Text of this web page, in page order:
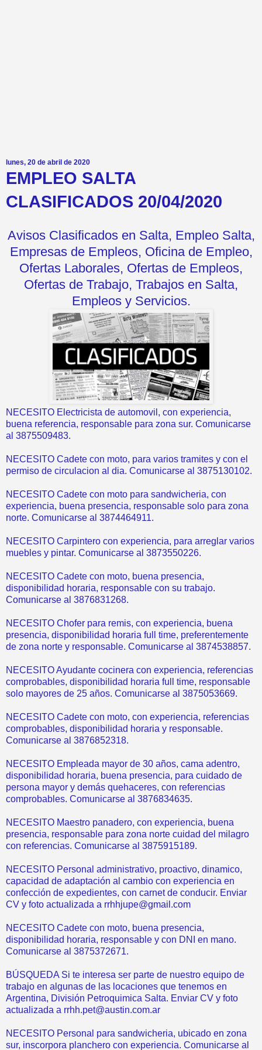
lunes, 20 de abril de 2020
EMPLEO SALTA
CLASIFICADOS 20/04/2020
Avisos Clasificados en Salta, Empleo Salta,
Empresas de Empleos, Oficina de Empleo,
Ofertas Laborales, Ofertas de Empleos,
Ofertas de Trabajo, Trabajos en Salta,
Empleos y Servicios.
NECESITO Electricista de automovil, con experiencia,
buena referencia, responsable para zona sur. Comunicarse
al 3875509483.
NECESITO Cadete con moto, para varios tramites y con el
permiso de circulacion al dia. Comunicarse al 3875130102.
NECESITO Cadete con moto para sandwicheria, con
experiencia, buena presencia, responsable solo para zona
norte. Comunicarse al 3874464911.
NECESITO Carpintero con experiencia, para arreglar varios
muebles y pintar. Comunicarse al 3873550226.
NECESITO Cadete con moto, buena presencia,
disponibilidad horaria, responsable con su trabajo.
Comunicarse al 3876831268.
NECESITO Chofer para remis, con experiencia, buena
presencia, disponibilidad horaria full time, preferentemente
de zona norte y responsable. Comunicarse al 3874538857.
NECESITO Ayudante cocinera con experiencia, referencias
comprobables, disponibilidad horaria full time, responsable
solo mayores de 25 años. Comunicarse al 3875053669.
NECESITO Cadete con moto, con experiencia, referencias
comprobables, disponibilidad horaria y responsable.
Comunicarse al 3876852318.
NECESITO Empleada mayor de 30 años, cama adentro,
disponibilidad horaria, buena presencia, para cuidado de
persona mayor y demás quehaceres, con referencias
comprobables. Comunicarse al 3876834635.
NECESITO Maestro panadero, con experiencia, buena
presencia, responsable para zona norte cuidad del milagro
con referencias. Comunicarse al 3875915189.
NECESITO Personal administrativo, proactivo, dinamico,
capacidad de adaptación al cambio con experiencia en
confección de expedientes, con carnet de conducir. Enviar
CV y foto actualizada a rrhhjupe@gmail.com
NECESITO Cadete con moto, buena presencia,
disponibilidad horaria, responsable y con DNI en mano.
Comunicarse al 3875372671.
BÚSQUEDA Si te interesa ser parte de nuestro equipo de
trabajo en algunas de las locaciones que tenemos en
Argentina, División Petroquimica Salta. Enviar CV y foto
actualizada a rrhh.pet@austin.com.ar
NECESITO Personal para sandwicheria, ubicado en zona
sur, inscorpora planchero con experiencia. Comunicarse al